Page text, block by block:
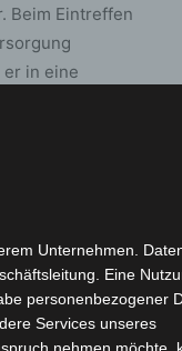
Beim Eintreffen
in eine
dort kurze
vor Ort
durch den
Uhr teilweise voll
und des
Unternehmen.
Eine
personenbezogener
Services unseres